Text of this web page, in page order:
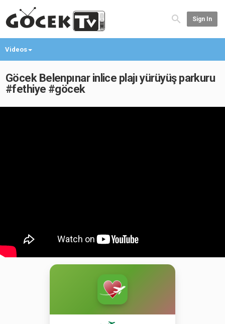
Sign In
Videos
Göcek Belenpınar inlice plajı yürüyüş parkuru
#fethiye #göcek